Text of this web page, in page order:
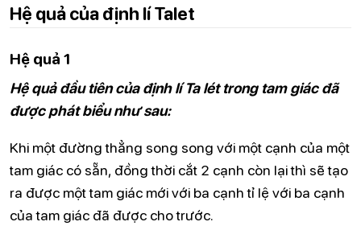
Hệ quả của định lí Talet
Hệ quả 1
Hệ quả đầu tiên của định lí Ta lét trong tam giác đã
được phát biểu như sau:
Khi một đường thẳng song song với một cạnh của một
tam giác có sẵn, đồng thời cắt 2 cạnh còn lại thì sẽ tạo
ra được một tam giác mới với ba cạnh tỉ lệ với ba cạnh
của tam giác đã được cho trước.